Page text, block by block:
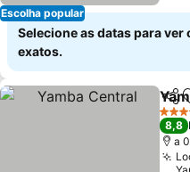
Escolha popular
Selecione as datas para ver
exatos.
4
8,8
a